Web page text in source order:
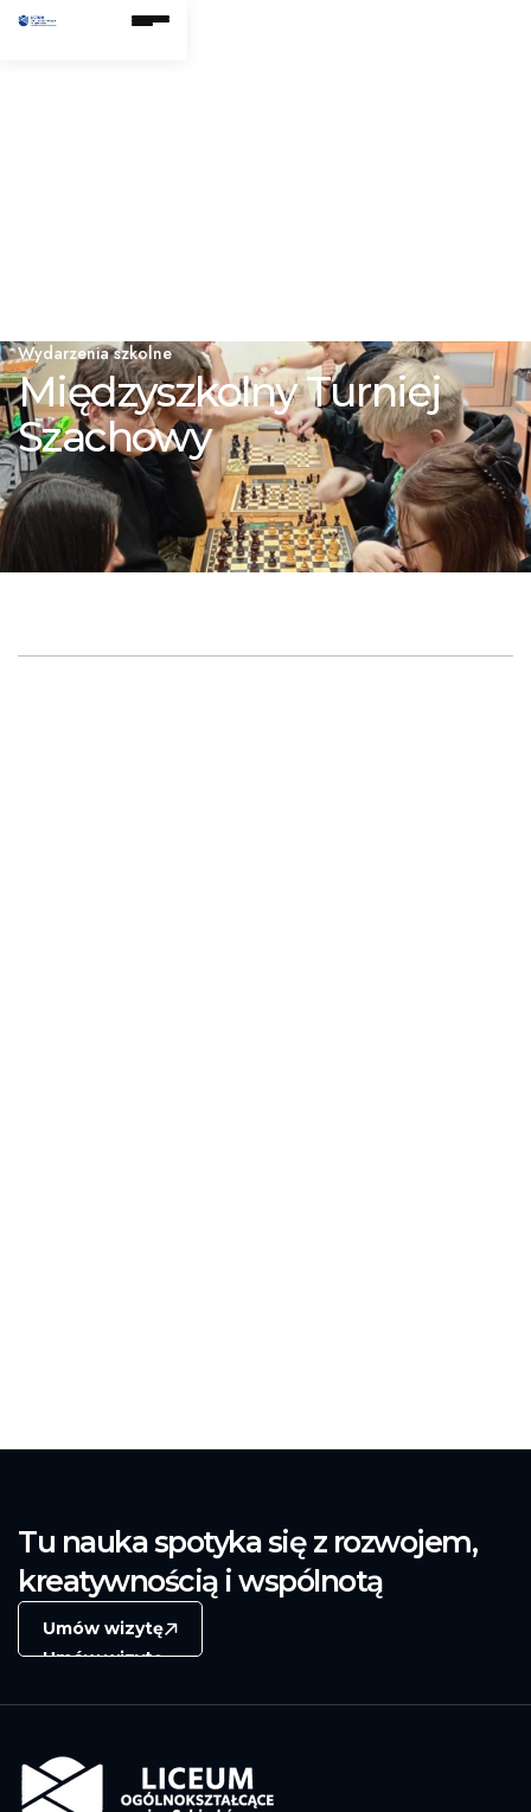
Wydarzenia szkolne
Międzyszkolny Turniej
Szachowy
Tu nauka spotyka się z rozwojem,
kreatywnością i wspólnotą
Umów wizytę
Umów wizytę